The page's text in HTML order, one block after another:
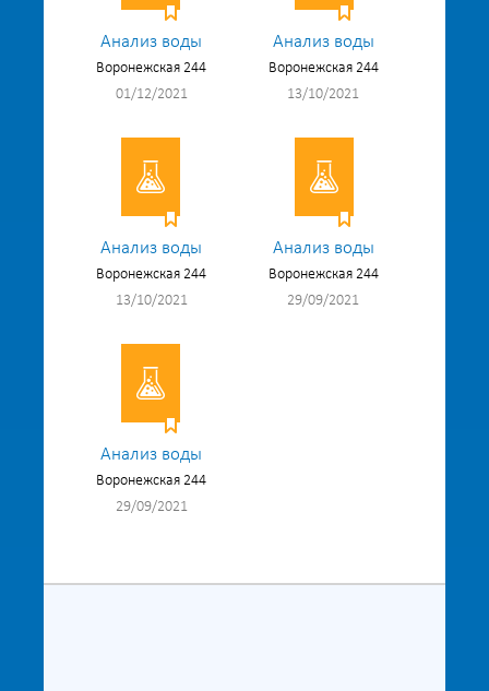
Анализ воды
Воронежская 244
01/12/2021
Анализ воды
Воронежская 244
13/10/2021
Анализ воды
Воронежская 244
13/10/2021
Анализ воды
Воронежская 244
29/09/2021
Анализ воды
Воронежская 244
29/09/2021